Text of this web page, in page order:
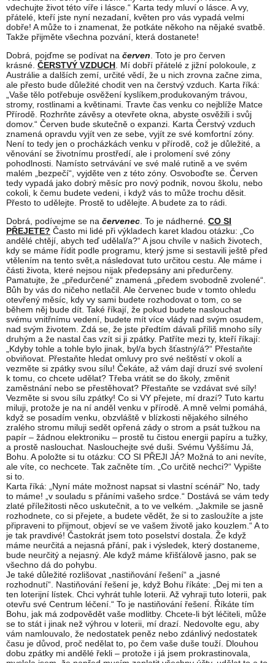
vdechujte život této víře i lásce.“ Karta tedy mluví o lásce. A vy,
přátelé, kteří jste nyní nezadaní, květen pro vás vypadá velmi
dobře! A může to i znamenat, že potkáte někoho na nějaké svatbě.
Takže přijměte všechna pozvání, která dostanete!
Dobrá, pojďme se podívat na červen . Toto je pro červen
krásné. ČERSTVÝ VZDUCH . Mí dobří přátelé z jižní polokoule, z
Austrálie a dalších zemí, určité vědí, že u nich zrovna začne zima,
ale přesto bude důležité chodit ven na čerstvý vzduch. Karta říká:
„Vaše tělo potřebuje osvěžení kyslíkem,produkovaným trávou,
stromy, rostlinami a květinami. Travte čas venku co nejblíže Matce
Přírodě. Rozhrňte závěsy a otevřete okna, abyste osvěžili i svůj
domov.“ Červen bude skutečně o expanzi. Karta Čerstvý vzduch
znamená opravdu vyjít ven ze sebe, vyjít ze své komfortní zóny.
Není to tedy jen o procházkách venku v přírodě, což je důležité, a
věnování se životnímu prostředí, ale i prolomení své zóny
pohodlnosti. Namísto setrvávání ve své malé rutině a ve svém
malém „bezpečí“, vyjděte ven z této zóny. Osvoboďte se. Červen
tedy vypadá jako dobrý měsíc pro nový podnik, novou školu, nebo
cokoli, k čemu budete vedeni, i když vás to může trochu děsit.
Přesto to udělejte. Prostě to udělejte. A budete za to rádi.
Dobrá, podívejme se na červenec . To je nádherné. CO SI
PŘEJETE? Často mi lidé při výkladech karet kladou otázku: „Co
andělé chtějí, abych teď udělal/a?“ A jsou chvíle v našich životech,
kdy se máme řídit podle programu, který jsme si sestavili ještě před
vtělením na tento svět,a následovat tuto určitou cestu. Ale máme i
části života, které nejsou nijak předepsány ani předurčeny.
Pamatujte, že „předurčené“ znamená „předem svobodně zvolené“.
Bůh by vás do ničeho netlačil. Ale červenec bude v tomto ohledu
otevřený měsíc, kdy vy sami budete rozhodovat o tom, co se
během něj bude dít. Také říkají, že pokud budete naslouchat
svému vnitřnímu vedení, budete mít více vlády nad svým osudem,
nad svým životem. Zdá se, že jste předtím dávali příliš mnoho síly
druhým a že nastal čas vzít si ji zpátky. Patříte mezi ty, kteří říkají:
„Kdyby tohle a tohle bylo jinak, byl/a bych šťastný/á?“ Přestaňte
obviňovat. Přestaňte hledat omluvy pro své neštěstí v okolí a
vezměte si zpátky svou sílu! Čekáte, až vám dají druzí své svolení
k tomu, co chcete udělat? Třeba vrátit se do školy, změnit
zaměstnání nebo se přestěhovat? Přestaňte se vzdávat své síly!
Vezměte si svou sílu zpátky! Co si VY přejete, mí drazí? Tuto kartu
miluji, protože je na ní anděl venku v přírodě. A mně velmi pomáhá,
když se posadím venku, obzvláště v blízkosti nějakého silného
zralého stromu miluji sedět opřená zády o strom a psát tužkou na
papír – žádnou elektroniku – prostě tu čistou energii papíru a tužky,
a prostě naslouchat. Naslouchejte své duši. Svému Vyššímu Já,
Bohu. A položte si tu otázku: CO SI PŘEJI JÁ? Možná to ani nevíte,
ale víte, co nechcete. Tak začněte tím. „Co určitě nechci?“ Vypište
si to.
Karta říká: „Nyní máte možnost napsat si vlastní scénář“ No, tady
to máme! „v souladu s přáními vašeho srdce.“ Dostává se vám tedy
zlaté příležitosti něco uskutečnit, a to ve velkém. „Jakmile se jasně
rozhodnete, co si přejete, a budete vědět, že si to zasloužíte a jste
připraveni to přijmout, objeví se ve vašem životě jako kouzlem.“ A to
je tak pravdivé! Častokrát jsem toto poselství dostala. Že když
máme neurčitá a nejasná přání, pak i výsledek, který dostaneme,
bude neurčitý a nejasný. Ale když máme křišťálově jasno, pak se
všechno dá do pohybu.
Je také důležité rozlišovat „nastiňování řešení“ a „jasné
rozhodnutí“. Nastiňování řešení je, když Bohu říkáte: „Dej mi ten a
ten loterijní lístek. Chci vyhrát tuhle loterii. Až vyhraji tuto loterii, pak
otevřu své Centrum léčení.“ To je nastiňování řešení. Říkáte tím
Bohu, jak má zodpovědět vaše modlitby. Chcete-li být léčiteli, může
se to stát i jinak než výhrou v loterii, mí drazí. Nedovolte egu, aby
vám namlouvalo, že nedostatek peněz nebo zdánlivý nedostatek
času je důvod, proč nedělat to, po čem vaše duše touží. Dlouhou
dobu zpátky mi andělé řekli – protože i já jsem prokrastinovala,